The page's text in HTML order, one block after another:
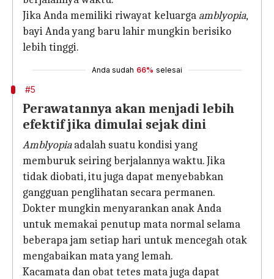
Jika Anda memiliki riwayat keluarga amblyopia,
bayi Anda yang baru lahir mungkin berisiko
lebih tinggi.
Anda sudah 66% selesai
#5
Perawatannya akan menjadi lebih
efektif jika dimulai sejak dini
Amblyopiaadalah suatu kondisi yang
memburuk seiring berjalannya waktu. Jika
tidak diobati, itu juga dapat menyebabkan
gangguan penglihatan secara permanen.
Dokter mungkin menyarankan anak Anda
untuk memakai penutup mata normal selama
beberapa jam setiap hari untuk mencegah otak
mengabaikan mata yang lemah.
Kacamata dan obat tetes mata juga dapat